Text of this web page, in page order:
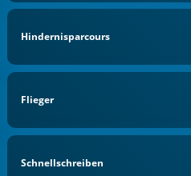
Hindernisparcours
Flieger
Schnellschreiben